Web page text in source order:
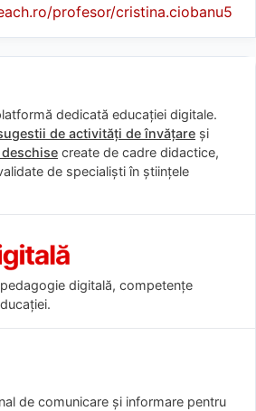
profesor/cristina.ciobanu5
dedicată educației digitale.
de activități de învățare și
create de cadre didactice,
de specialiști în științele
digitală, competențe
de comunicare și informare pentru